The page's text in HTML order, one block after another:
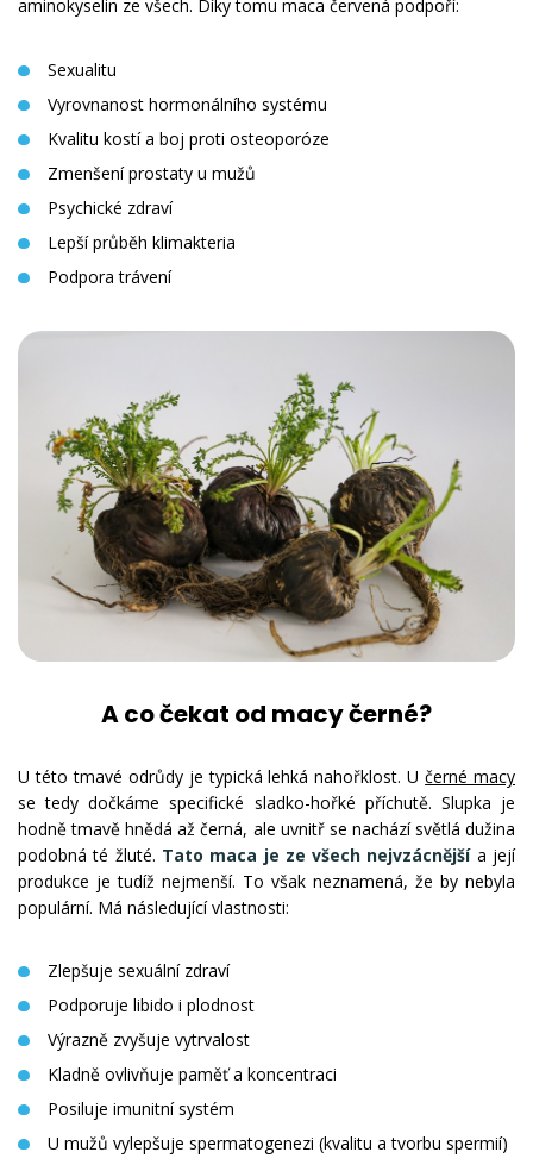
aminokyselin ze všech. Díky tomu maca červená podpoří:
Sexualitu
Vyrovnanost hormonálního systému
Kvalitu kostí a boj proti osteoporóze
Zmenšení prostaty u mužů
Psychické zdraví
Lepší průběh klimakteria
Podpora trávení
A co čekat od macy černé?
U této tmavé odrůdy je typická lehká nahořklost. Učerné macy
se tedy dočkáme specifické sladko-hořké příchutě. Slupka je
hodně tmavě hnědá až černá, ale uvnitř se nachází světlá dužina
podobná té žluté. Tato maca je ze všech nejvzácnějšía její
produkce je tudíž nejmenší. To však neznamená, že by nebyla
populární. Má následující vlastnosti:
Zlepšuje sexuální zdraví
Podporuje libido i plodnost
Výrazně zvyšuje vytrvalost
Kladně ovlivňuje paměť a koncentraci
Posiluje imunitní systém
U mužů vylepšuje spermatogenezi (kvalitu a tvorbu spermií)